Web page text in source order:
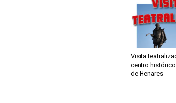
Visita
centro
de Henares